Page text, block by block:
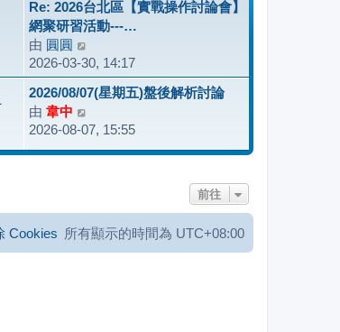
Re: 2026台北區【實戰操作討論會】
網聚研習活動---…
由 圓圓
視
最
後
表
2026-03-30, 14:17
2026/08/07(星期五)盤後解析討論
由 韋中
視
最
2026-08-07, 15:55
前往
所有顯示的時間為 UTC+08:00
Cookies